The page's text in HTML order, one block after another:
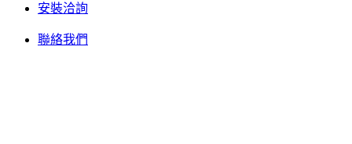
安裝洽詢
聯絡我們